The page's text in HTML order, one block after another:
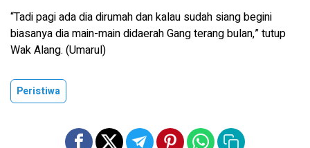
“Tadi pagi ada dia dirumah dan kalau sudah siang begini
biasanya dia main-main didaerah Gang terang bulan,” tutup
Wak Alang. (Umarul)
Peristiwa